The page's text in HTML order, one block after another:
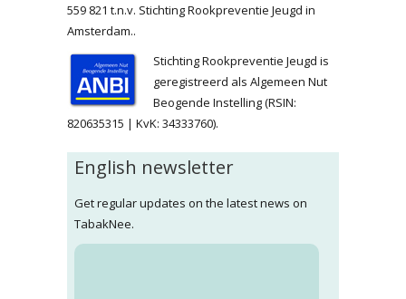
559 821 t.n.v. Stichting Rookpreventie Jeugd in
Amsterdam..
Stichting Rookpreventie Jeugd is
geregistreerd als Algemeen Nut
Beogende Instelling (RSIN:
820635315 | KvK: 34333760).
English newsletter
Get regular updates on the latest news on
TabakNee.